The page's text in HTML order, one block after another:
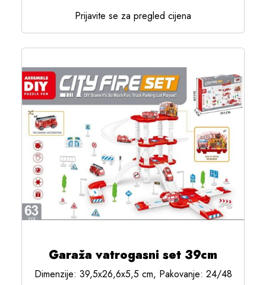
Prijavite se za pregled cijena
Garaža vatrogasni set 39cm
Dimenzije: 39,5x26,6x5,5 cm, Pakovanje: 24/48